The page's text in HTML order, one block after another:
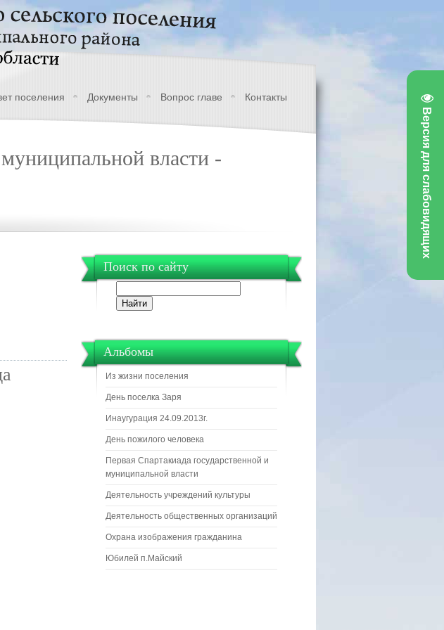
Версия для слабовидящих
поселения Документы Вопрос главе Контакты
власти -
Поиск по сайту
Альбомы
Из жизни поселения
День поселка Заря
Инаугурация 24.09.2013г.
День пожилого человека
Первая Спартакиада государственной и
муниципальной власти
Деятельность учреждений культуры
Деятельность общественных организаций
Охрана изображения гражданина
Юбилей п.Майский